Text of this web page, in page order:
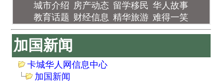
城市介绍 房产动态 留学移民 华人故事
教育话题 财经信息 精华旅游 难得一笑
加国新闻
卡城华人网信息中心
加国新闻